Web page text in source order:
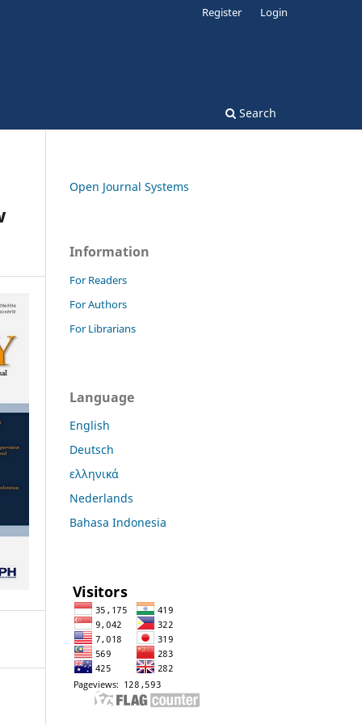
Search
Register Login
Open Journal Systems
Information
For Readers
For Authors
For Librarians
Language
English
Deutsch
ελληνικά
Nederlands
Bahasa Indonesia